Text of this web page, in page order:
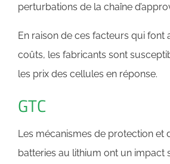
perturbations de la chaîne
En raison de ces facteurs qui font
coûts, les fabricants sont
les prix des cellules en réponse.
GTC
Les mécanismes de protection et
batteries au lithium ont un impact